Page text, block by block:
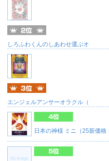
しろふわくんのしあわせ運ぶオ
エンジェルアンサーオラクル（
日本の神様 ミニ（25新価格